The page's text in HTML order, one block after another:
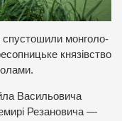
спустошили монголо-
князівство
Васильовича
Резановича —